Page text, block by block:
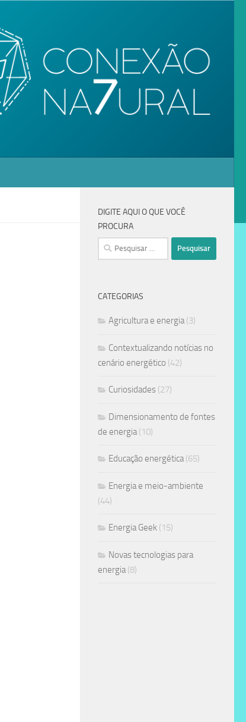
DIGITE AQUI O QUE VOCÊ
PROCURA
CATEGORIAS
Agricultura e energia (3)
Contextualizando notícias no
cenário energético (42)
Curiosidades (27)
Dimensionamento de fontes
de energia (10)
Educação energética (65)
Energia e meio-ambiente
(44)
Energia Geek (15)
Novas tecnologias para
energia (8)